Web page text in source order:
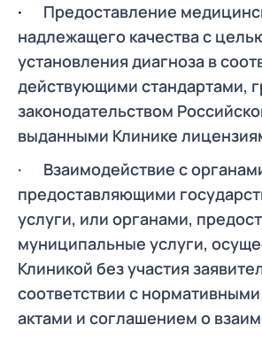
· Предоставление
надлежащего качества с
установления диагноза в
действующими стандартами,
законодательством
выданными Клинике
· Взаимодействие с
предоставляющими
услуги, или органами,
муниципальные услуги,
Клиникой без участия
соответствии с
актами и соглашением о